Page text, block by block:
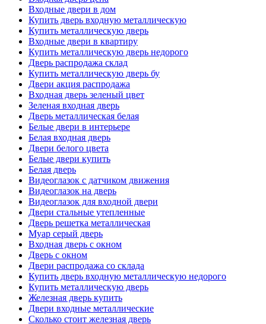
Входные двери в дом
Купить дверь входную металлическую
Купить металлическую дверь
Входные двери в квартиру
Купить металлическую дверь недорого
Дверь распродажа склад
Купить металлическую дверь бу
Двери акция распродажа
Входная дверь зеленый цвет
Зеленая входная дверь
Дверь металлическая белая
Белые двери в интерьере
Белая входная дверь
Двери белого цвета
Белые двери купить
Белая дверь
Видеоглазок с датчиком движения
Видеоглазок на дверь
Видеоглазок для входной двери
Двери стальные утепленные
Дверь решетка металлическая
Муар серый дверь
Входная дверь с окном
Дверь с окном
Двери распродажа со склада
Купить дверь входную металлическую недорого
Купить металлическую дверь
Железная дверь купить
Двери входные металлические
Сколько стоит железная дверь